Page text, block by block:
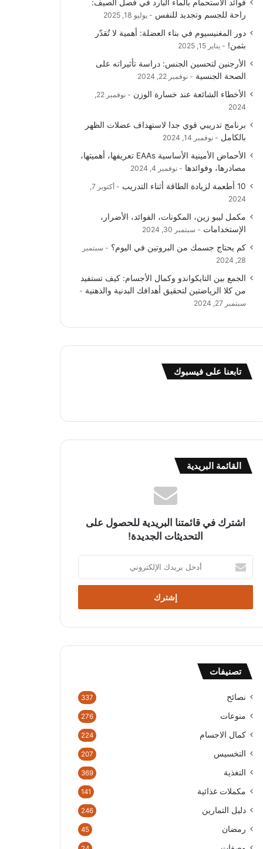
و
ك
T
u
b
e
ق
ر
ا
ا
ل
م
ع
R
فوائد الاستحمام بالماء البارد في فصل الصيف:
راحة للجسم وتجديد للنفس
يوليو 18, 2025
دور المغنيسيوم في بناء العضلة: أهمية لا تُقدّر
بثمن!
يناير 15, 2025
الأرجنين لتحسين الجنس: دراسة تأثيراته على
الصحة الجنسية
نوفمبر 22, 2024
الأخطاء الشائعة عند خسارة الوزن
نوفمبر 22,
2024
برنامج تدريبي قوي جدا لاستهداف عضلات الظهر
بالكامل
نوفمبر 14, 2024
الأحماض الأمينية الأساسية EAAs تعريفها، أهميتها،
مصادرها، وفوائدها
نوفمبر 4, 2024
10 أطعمة لزيادة الطاقة أثناء التدريب
أكتوبر 7,
2024
مكمل ليبو زين، المكونات، الفوائد، الأضرار،
الإستخدامات
سبتمبر 30, 2024
كم يحتاج جسمك من البروتين في اليوم؟
سبتمبر
28, 2024
الجمع بين التايكواندو وكمال الأجسام: كيف تستفيد
من كلا الرياضتين لتحقيق أهدافك البدنية والذهنية
سبتمبر 27, 2024
تابعنا على فيسبوك
القائمة البريدية
اشترك في قائمتنا البريدية للحصول على
التحديثات الجديدة!
خ
ب
د
إ
ت
و
ن
تصنيفات
نصائح 337
منوعات 276
كمال الاجسام 224
التخسيس 207
التغذية 369
مكملات غذائية 141
دليل التمارين 246
رمضان 45